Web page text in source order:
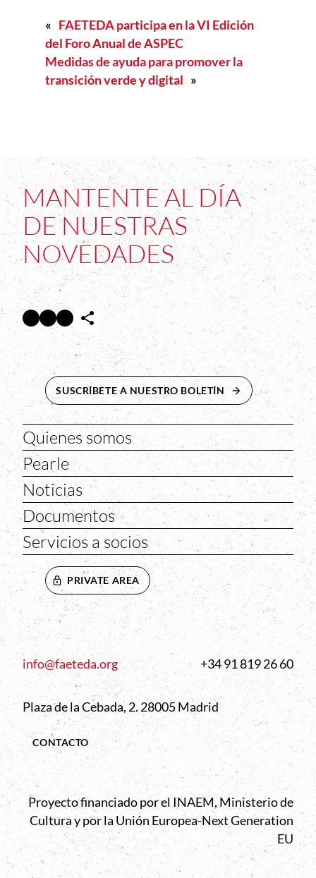
« FAETEDA participa en la VI Edición
del Foro Anual de ASPEC
Medidas de ayuda para promover la
transición verde y digital »
MANTENTE AL DÍA
DE NUESTRAS
NOVEDADES
Facebook Abre en nueva ventana
Twitter Abre en nueva ventana
InstagramAbre en nueva ventana
SUSCRÍBETE A NUESTRO BOLETÍN ABRE EN NUEVA
Quienes somos
Pearle
Noticias
Documentos
Servicios a socios
PRIVATE AREA
info@faeteda.org +34 91 819 26 60
Plaza de la Cebada, 2. 28005 Madrid
CONTACTO
Proyecto financiado por el INAEM, Ministerio de
Cultura y por la Unión Europea-Next Generation
EU